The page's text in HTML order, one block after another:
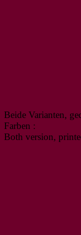
Beide Varianten,
Farben :
Both version,